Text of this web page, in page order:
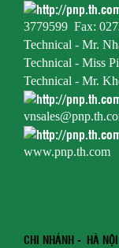
3779599 Fax:
Technical - Mr.
Technical - Miss
Technical - Mr.
www.pnp.th.com
CHI NHÁNH - HÀ NỘI